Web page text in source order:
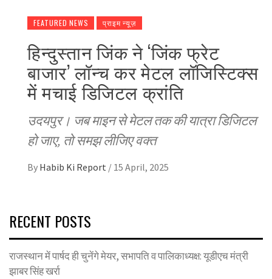
FEATURED NEWS प्राइम न्यूज़
हिन्दुस्तान जिंक ने ‘जिंक फ्रेट
बाजार’ लॉन्च कर मेटल लॉजिस्टिक्स
में मचाई डिजिटल क्रांति
उदयपुर। जब माइन से मेटल तक की यात्रा डिजिटल
हो जाए, तो समझ लीजिए वक्त
By Habib Ki Report / 15 April, 2025
RECENT POSTS
राजस्थान में पार्षद ही चुनेंगे मेयर, सभापति व पालिकाध्यक्ष: यूडीएच मंत्री
झाबर सिंह खर्रा